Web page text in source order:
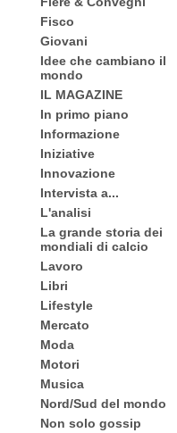
Fisco
Giovani
Idee che cambiano il
mondo
IL MAGAZINE
In primo piano
Informazione
Iniziative
Innovazione
Intervista a...
L'analisi
La grande storia dei
mondiali di calcio
Lavoro
Libri
Lifestyle
Mercato
Moda
Motori
Musica
Nord/Sud del mondo
Non solo gossip